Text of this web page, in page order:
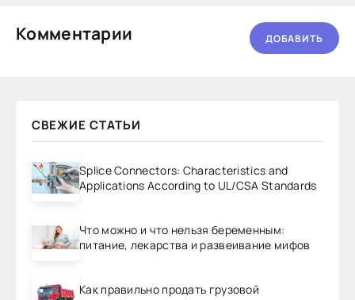
Комментарии ДОБАВИТЬ
СВЕЖИЕ СТАТЬИ
Splice Connectors: Characteristics and
Applications According to UL/CSA Standards
Что можно и что нельзя беременным:
питание, лекарства и развеивание мифов
Как правильно продать грузовой